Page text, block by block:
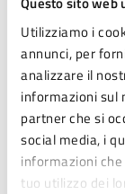
Utilizziamo i
annunci, per
analizzare il
informazioni sul
partner che si
social media, i
informazioni
tuo utilizzo dei
MESSA IN
ELEVATO
M2C4